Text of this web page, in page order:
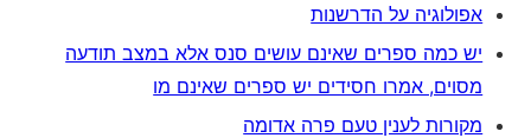
אפולוגיה על הדרשנות
יש כמה ספרים שאינם עושים סנס אלא במצב תודעה
מסוים, אמרו חסידים יש ספרים שאינם מו
מקורות לענין טעם פרה אדומה